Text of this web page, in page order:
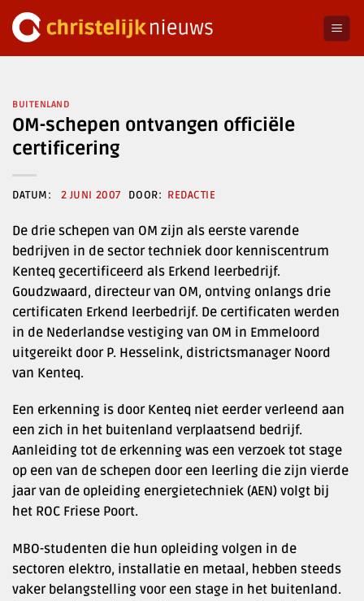
naar
BUITENLAND
OM-schepen ontvangen officiële
certificering
2 JUNI 2007 REDACTIE
De drie schepen van OM zijn als eerste varende
bedrijven in de sector techniek door kenniscentrum
Kenteq gecertificeerd als Erkend leerbedrijf.
Goudzwaard, directeur van OM, ontving onlangs drie
certificaten Erkend leerbedrijf. De certificaten werden
in de Nederlandse vestiging van OM in Emmeloord
uitgereikt door P. Hesselink, districtsmanager Noord
van Kenteq.
Een erkenning is door Kenteq niet eerder verleend aan
een zich in het buitenland verplaatsend bedrijf.
Aanleiding tot de erkenning was een verzoek tot stage
op een van de schepen door een leerling die zijn vierde
jaar van de opleiding energietechniek (AEN) volgt bij
het ROC Friese Poort.
MBO-studenten die hun opleiding volgen in de
sectoren elektro, installatie en metaal, hebben steeds
vaker belangstelling voor een stage in het buitenland.